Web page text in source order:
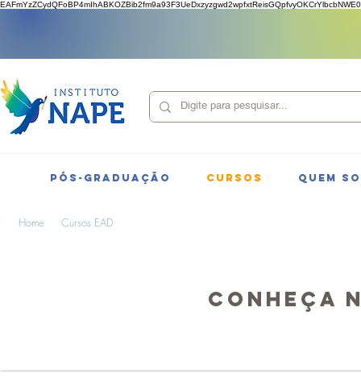
PÓS-GRADUAÇÃO CURSOS QUEM
Home Cursos EAD
Conheça